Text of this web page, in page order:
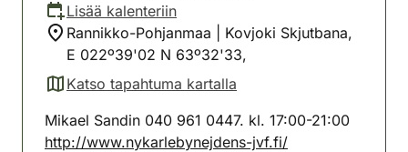
Lisää kalenteriin
Rannikko-Pohjanmaa | Kovjoki Skjutbana,
E 022º39'02 N 63º32'33,
Katso tapahtuma kartalla
(avautuu uuteen välilehteen)
Mikael Sandin 040 961 0447. kl. 17:00-21:00
http://www.nykarlebynejdens-jvf.fi/